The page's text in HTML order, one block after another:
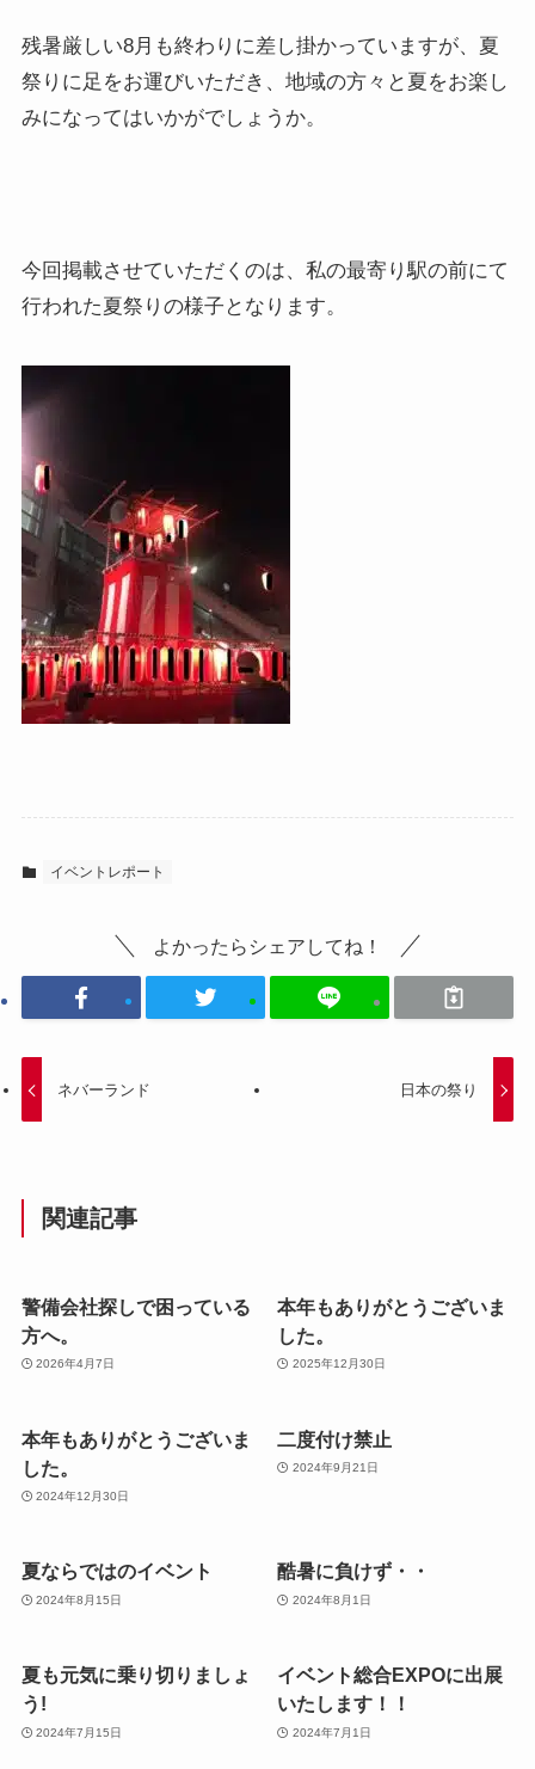
残暑厳しい8月も終わりに差し掛かっていますが、夏
祭りに足をお運びいただき、地域の方々と夏をお楽し
みになってはいかがでしょうか。
今回掲載させていただくのは、私の最寄り駅の前にて
行われた夏祭りの様子となります。
イベントレポート
よかったらシェアしてね！
ネバーランド 日本の祭り
関連記事
警備会社探しで困っている
方へ。
2026年4月7日
本年もありがとうございま
した。
2025年12月30日
本年もありがとうございま
した。
2024年12月30日
二度付け禁止
2024年9月21日
夏ならではのイベント
2024年8月15日
酷暑に負けず・・
2024年8月1日
夏も元気に乗り切りましょ
う!
2024年7月15日
イベント総合EXPOに出展
いたします！！
2024年7月1日